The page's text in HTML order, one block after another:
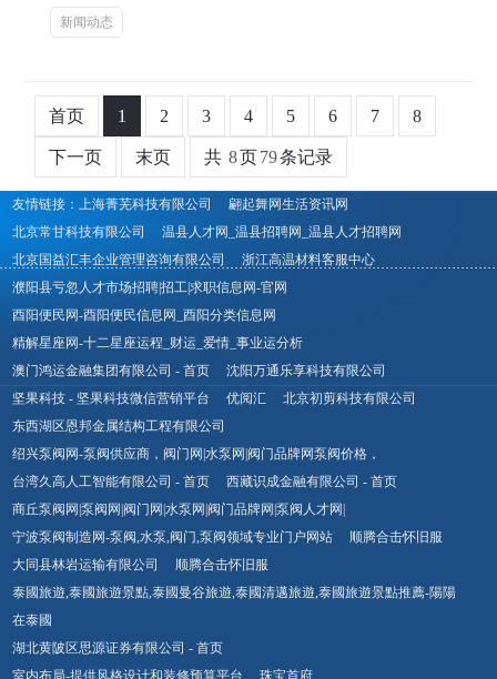
新闻动态
首页 1 2 3 4 5 6 7 8
下一页 末页 共 8页79条记录
友情链接：上海菁芜科技有限公司
翩起舞网生活资讯网
北京常甘科技有限公司
温县人才网_温县招聘网_温县人才招聘网
北京国益汇丰企业管理咨询有限公司
浙江高温材料客服中心
濮阳县亏忽人才市场招聘|招工|求职信息网-官网
酉阳便民网-酉阳便民信息网_酉阳分类信息网
精解星座网-十二星座运程_财运_爱情_事业运分析
澳门鸿运金融集团有限公司 - 首页
沈阳万通乐享科技有限公司
坚果科技 - 坚果科技微信营销平台
优阅汇
北京初剪科技有限公司
东西湖区恩邦金属结构工程有限公司
绍兴泵阀网-泵阀供应商，阀门网|水泵网|阀门品牌网泵阀价格，
台湾久高人工智能有限公司 - 首页
西藏识成金融有限公司 - 首页
商丘泵阀网|泵阀网|阀门网|水泵网|阀门品牌网|泵阀人才网|
宁波泵阀制造网-泵阀,水泵,阀门,泵阀领域专业门户网站
顺腾合击怀旧服
大同县林岩运输有限公司
顺腾合击怀旧服
泰國旅遊,泰國旅遊景點,泰國曼谷旅遊,泰國清邁旅遊,泰國旅遊景點推薦​-陽陽
在泰國
湖北黄陂区思源证券有限公司 - 首页
室内布局-提供风格设计和装修预算平台
珠宝首府